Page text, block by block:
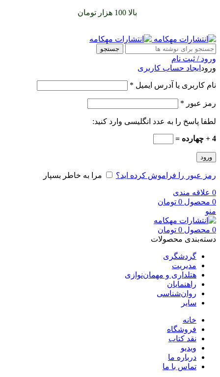
بالا 100 هزار تومان
جستجو
ورود / ثبت نام
ورود ایجاد حساب کاربری
نام کاربری یا آدرس ایمیل *
رمز عبور *
لطفا پاسخ را به عدد انگلیسی وارد کنید:
4 + چهارده =
ورود
رمز عبور را فراموش کرده اید؟ مرا به خاطر بسپار
0 علاقه مندی
0 محصول 0 تومان
منو
0 محصول 0 تومان
دسته‌بندی محصولات
گردشگری
مدیریت
هتلداری و مهمان‌نوازی
راهنمایان
روان‌شناسی
سایر
خانه
فروشگاه
نقد کتاب
ویدیو
درباره‌ ما
تماس با ما